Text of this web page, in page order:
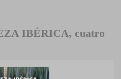
IBÉRICA, cuatro